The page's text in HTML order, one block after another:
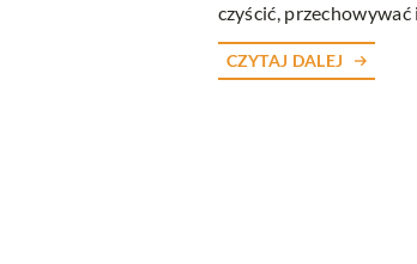
czyścić, przechowywać
CZYTAJ DALEJ
które wniosą spokój i piękno do
oczy i